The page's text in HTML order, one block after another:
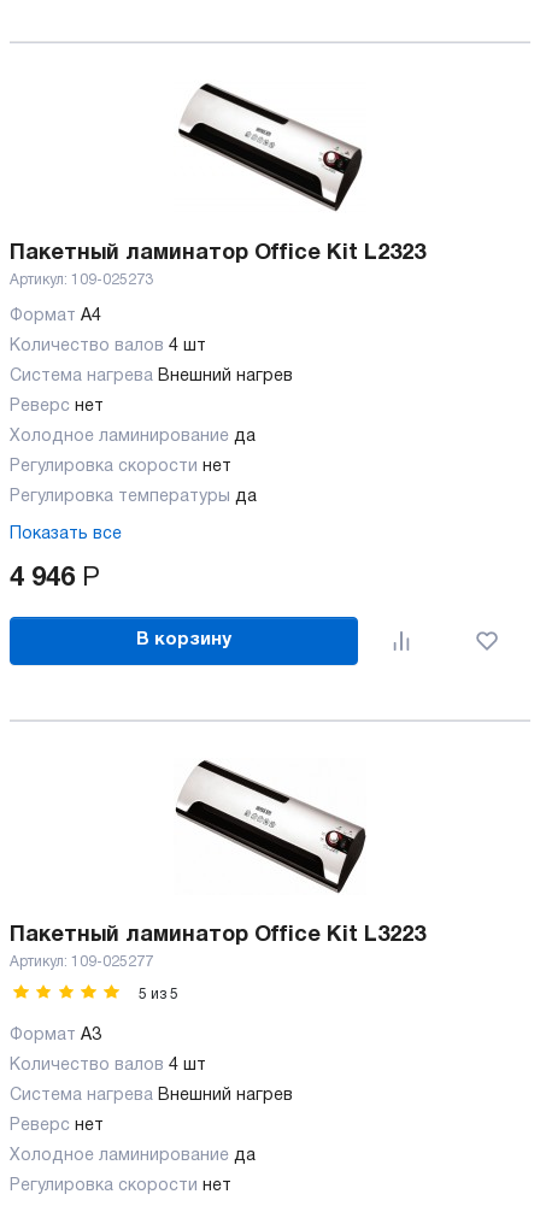
Пакетный ламинатор Office Kit L2323
Артикул: 109-025273
Формат A4
Количество валов 4 шт
Cистема нагрева Внешний нагрев
Реверс нет
Холодное ламинирование да
Регулировка скорости нет
Регулировка температуры да
Показать все
4 946 Р
В корзину
Пакетный ламинатор Office Kit L3223
Артикул: 109-025277
5 из 5
Формат A3
Количество валов 4 шт
Cистема нагрева Внешний нагрев
Реверс нет
Холодное ламинирование да
Регулировка скорости нет